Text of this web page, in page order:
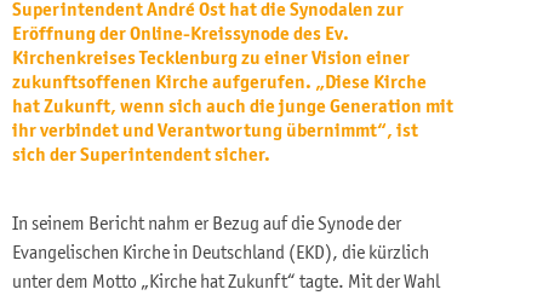
Superintendent André Ost hat die Synodalen zur
Eröffnung der Online-Kreissynode des Ev.
Kirchenkreises Tecklenburg zu einer Vision einer
zukunftsoffenen Kirche aufgerufen. „Diese Kirche
hat Zukunft, wenn sich auch die junge Generation mit
ihr verbindet und Verantwortung übernimmt“, ist
sich der Superintendent sicher.
In seinem Bericht nahm er Bezug auf die Synode der
Evangelischen Kirche in Deutschland (EKD), die kürzlich
unter dem Motto „Kirche hat Zukunft“ tagte. Mit der Wahl